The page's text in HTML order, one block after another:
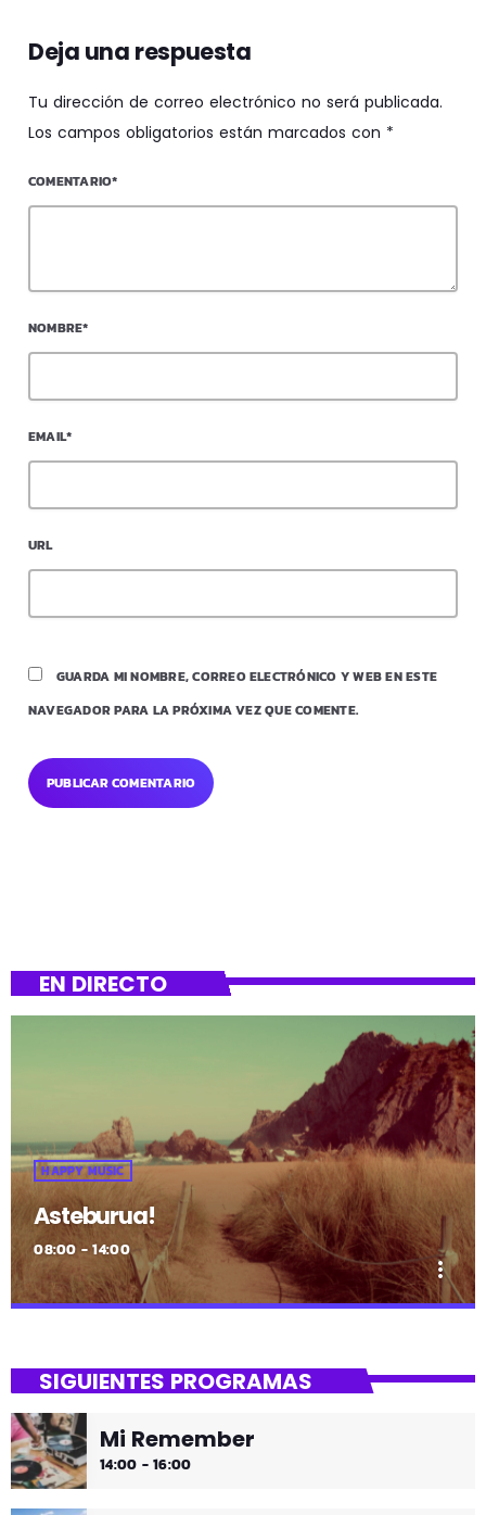
Deja una respuesta
Tu dirección de correo electrónico no será publicada.
Los campos obligatorios están marcados con *
COMENTARIO*
NOMBRE*
EMAIL*
URL
GUARDA MI NOMBRE, CORREO ELECTRÓNICO Y WEB EN ESTE
NAVEGADOR PARA LA PRÓXIMA VEZ QUE COMENTE.
EN DIRECTO
HAPPY MUSIC
Asteburua!
08:00 - 14:00
more_vert
¡Es fin de semana!
¡Música y más música los fines de semana!
SIGUIENTES PROGRAMAS
Mi Remember
14:00 - 16:00